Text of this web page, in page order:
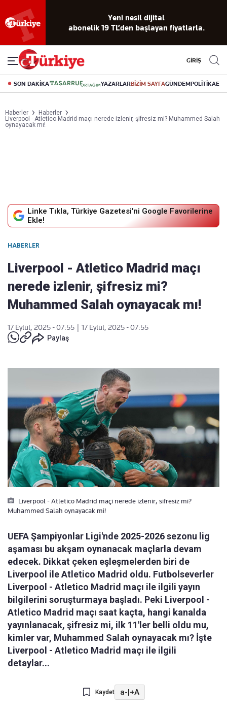
Yeni nesil dijital
abonelik 19 TL’den başlayan fiyatlarla.
GİRİŞ
SON DAKİKA YAZARLARBİZİM SAYFAGÜNDEMPOLİTİKA
Haberler
Haberler
Liverpool - Atletico Madrid maçı nerede izlenir, şifresiz mi? Muhammed Salah
oynayacak mı!
Linke Tıkla, Türkiye Gazetesi'ni Google Favorilerine
Ekle!
HABERLER
Liverpool - Atletico Madrid maçı
nerede izlenir, şifresiz mi?
Muhammed Salah oynayacak mı!
17 Eylül, 2025 - 07:55
17 Eylül, 2025 - 07:55
Paylaş
Liverpool - Atletico Madrid maçi nerede izlenir, sifresiz mi?
Muhammed Salah oynayacak mi!
UEFA Şampiyonlar Ligi'nde 2025-2026 sezonu lig
aşaması bu akşam oynanacak maçlarla devam
edecek. Dikkat çeken eşleşmelerden biri de
Liverpool ile Atletico Madrid oldu. Futbolseverler
Liverpool - Atletico Madrid maçı ile ilgili yayın
bilgilerini soruşturmaya başladı. Peki Liverpool -
Atletico Madrid maçı saat kaçta, hangi kanalda
yayınlanacak, şifresiz mi, ilk 11'ler belli oldu mu,
kimler var, Muhammed Salah oynayacak mı? İşte
Liverpool - Atletico Madrid maçı ile ilgili
detaylar...
Kaydet a-|+A